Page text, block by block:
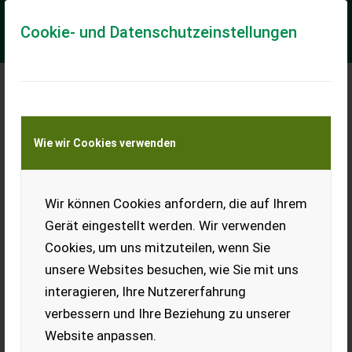
Cookie- und Datenschutzeinstellungen
Wie wir Cookies verwenden
Wir können Cookies anfordern, die auf Ihrem
Gerät eingestellt werden. Wir verwenden
Cookies, um uns mitzuteilen, wenn Sie
unsere Websites besuchen, wie Sie mit uns
interagieren, Ihre Nutzererfahrung
verbessern und Ihre Beziehung zu unserer
Website anpassen.
Meine Transportkostenanfrage
Transport von Land- und Baumaschinen –
KEINE Tiertransporte
Ca. 5 t Bio-Erbsen
(mit Zertifikat). Ernte 25,
geputzt, unkrautfrei.
Futtermittelprobe
vorhanden. Zustellung nach
möglich.